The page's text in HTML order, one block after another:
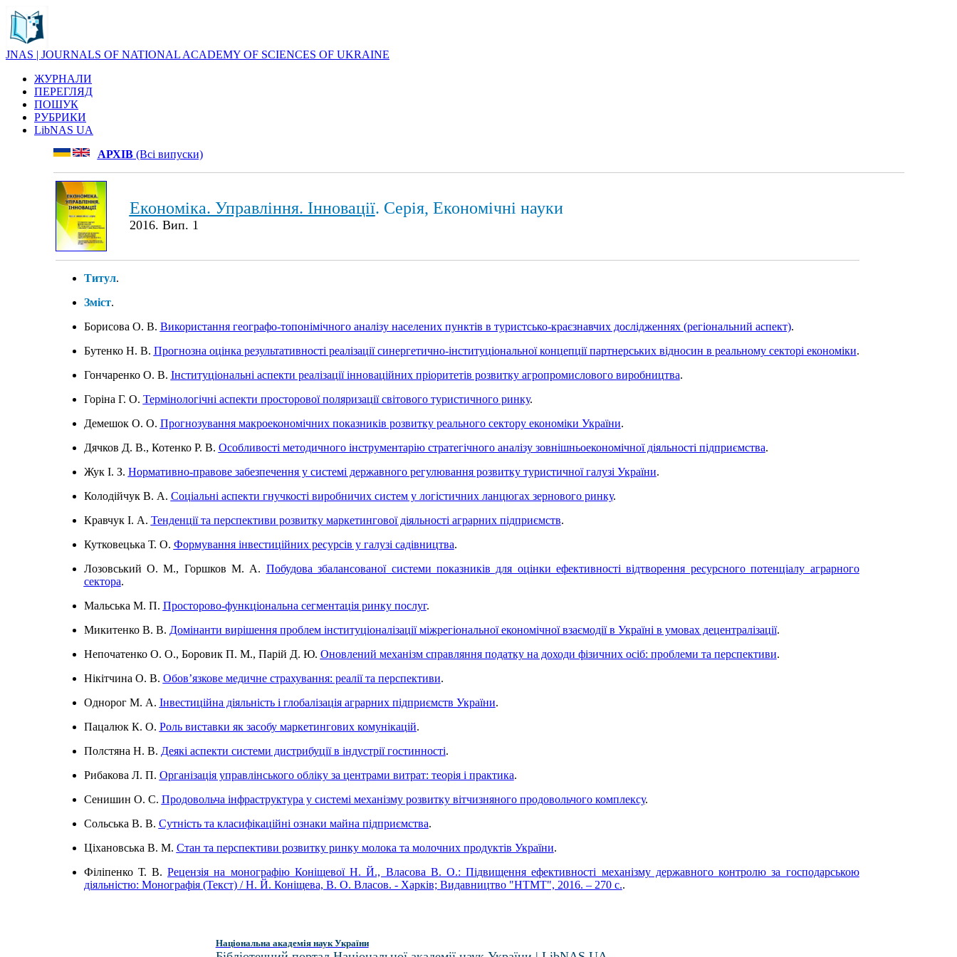
JNAS | JOURNALS OF NATIONAL ACADEMY OF SCIENCES OF UKRAINE
ЖУРНАЛИ
ПЕРЕГЛЯД
ПОШУК
РУБРИКИ
LibNAS UA
АРХІВ(Всі випуски)
Економіка. Управління. Інновації. Серія, Економічні науки
2016. Вип. 1
Титул.
Зміст.
Борисова О. В. Використання географо-топонімічного аналізу населених пунктів в туристсько-краєзнавчих дослідженнях (регіональний аспект).
Бутенко Н. В. Прогнозна оцінка результативності реалізації синергетично-інституціональної концепції партнерських відносин в реальному секторі економіки.
Гончаренко О. В. Інституціональні аспекти реалізації інноваційних пріоритетів розвитку агропромислового виробництва.
Горіна Г. О. Термінологічні аспекти просторової поляризації світового туристичного ринку.
Демешок О. О. Прогнозування макроекономічних показників розвитку реального сектору економіки України.
Дячков Д. В., Котенко Р. В. Особливості методичного інструментарію стратегічного аналізу зовнішньоекономічної діяльності підприємства.
Жук І. З. Нормативно-правове забезпечення у системі державного регулювання розвитку туристичної галузі України.
Колодійчук В. А. Соціальні аспекти гнучкості виробничих систем у логістичних ланцюгах зернового ринку.
Кравчук І. А. Тенденції та перспективи розвитку маркетингової діяльності аграрних підприємств.
Кутковецька Т. О. Формування інвестиційних ресурсів у галузі садівництва.
Лозовський О. М., Горшков М. А. Побудова збалансованої системи показників для оцінки ефективності відтворення ресурсного потенціалу аграрного
сектора.
Мальська М. П. Просторово-функціональна сегментація ринку послуг.
Микитенко В. В. Домінанти вирішення проблем інституціоналізації міжрегіональної економічної взаємодії в Україні в умовах децентралізації.
Непочатенко О. О., Боровик П. М., Парій Д. Ю. Оновлений механізм справляння податку на доходи фізичних осіб: проблеми та перспективи.
Нікітчина О. В. Обов’язкове медичне страхування: реалії та перспективи.
Однорог М. А. Інвестиційна діяльність і глобалізація аграрних підприємств України.
Пацалюк К. О. Роль виставки як засобу маркетингових комунікацій.
Полстяна Н. В. Деякі аспекти системи дистрибуції в індустрії гостинності.
Рибакова Л. П. Організація управлінського обліку за центрами витрат: теорія і практика.
Сенишин О. С. Продовольча інфраструктура у системі механізму розвитку вітчизняного продовольчого комплексу.
Сольська В. В. Сутність та класифікаційні ознаки майна підприємства.
Ціхановська В. М. Стан та перспективи розвитку ринку молока та молочних продуктів України.
Філіпенко Т. В.Рецензія на монографію Коніщевої Н. Й., Власова В. О.: Підвищення ефективності механізму державного контролю за господарською
діяльністю: Монографія (Текст) / Н. Й. Коніщева, В. О. Власов. - Харків; Видавництво "НТМТ", 2016. – 270 с..
Національна академія наук України